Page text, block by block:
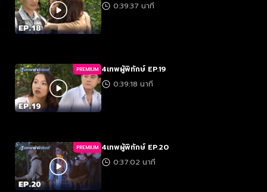
0:39:37 นาที
PREMIUM 4เทพผู้พิทักษ์ EP.19
0:39:18 นาที
PREMIUM 4เทพผู้พิทักษ์ EP.20
0:37:02 นาที